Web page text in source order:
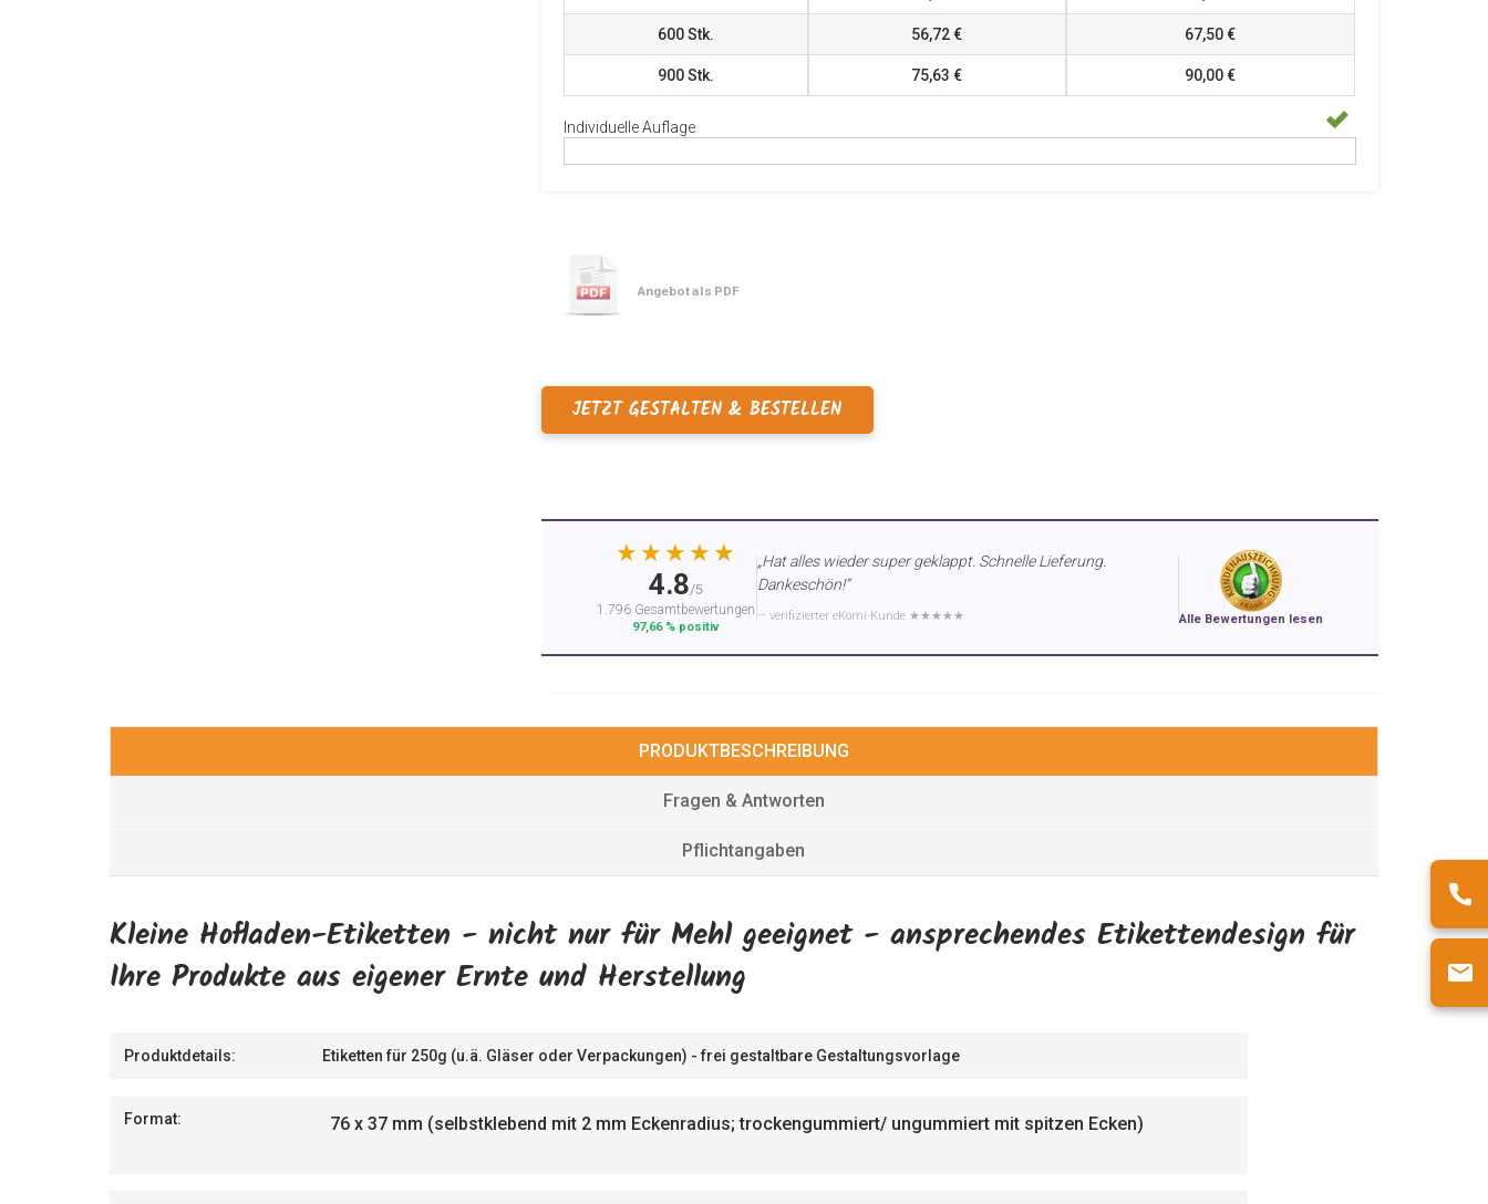
600Stk. 56,72 € 67,50 €
900Stk. 75,63 € 90,00 €
Individuelle Auflage
Angebot als PDF
JETZT GESTALTEN & BESTELLEN
★★★★★
4.8/5
1.796 Gesamtbewertungen
97,66 % positiv
„Hat alles wieder super geklappt. Schnelle Lieferung.
Dankeschön!“
— verifizierter eKomi-Kunde ★★★★★ Alle Bewertungen lesen
PRODUKTBESCHREIBUNG
Fragen & Antworten
Pflichtangaben
Kleine Hofladen-Etiketten - nicht nur für Mehl geeignet - ansprechendes Etikettendesign für
Ihre Produkte aus eigener Ernte und Herstellung
Produktdetails: Etiketten für 250g (u.ä. Gläser oder Verpackungen) - frei gestaltbare Gestaltungsvorlage
Format: 76 x 37 mm (selbstklebend mit 2 mm Eckenradius; trockengummiert/ ungummiert mit spitzen Ecken)